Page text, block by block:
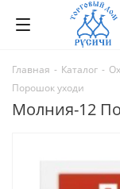
Главная - Каталог -
Порошок уходи
Молния-12